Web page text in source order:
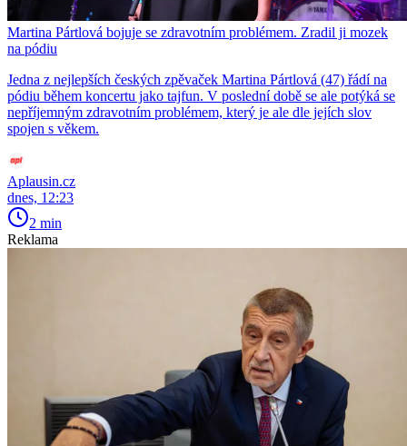
Martina Pártlová bojuje se zdravotním problémem. Zradil ji mozek
na pódiu
Jedna z nejlepších českých zpěvaček Martina Pártlová (47) řádí na
pódiu během koncertu jako tajfun. V poslední době se ale potýká se
nepříjemným zdravotním problémem, který je ale dle jejích slov
spojen s věkem.
Aplausin.cz
dnes, 12:23
2 min
Reklama